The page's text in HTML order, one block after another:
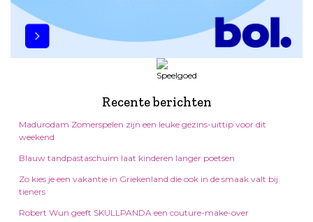
Recente berichten
Madurodam Zomerspelen zijn een leuke gezins-uittip voor dit
weekend
Blauw tandpastaschuim laat kinderen langer poetsen
Zo kies je een vakantie in Griekenland die ook in de smaak valt bij
tieners
Robert Wun geeft SKULLPANDA een couture-make-over